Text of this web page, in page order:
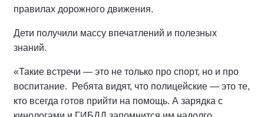
правилах дорожного движения.
Дети получили массу впечатлений и полезных
знаний.
«Такие встречи — это не только про спорт, но и про
воспитание. Ребята видят, что полицейские — это те,
кто всегда готов прийти на помощь. А зарядка с